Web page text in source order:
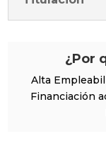
¿Por
Alta
Financiación